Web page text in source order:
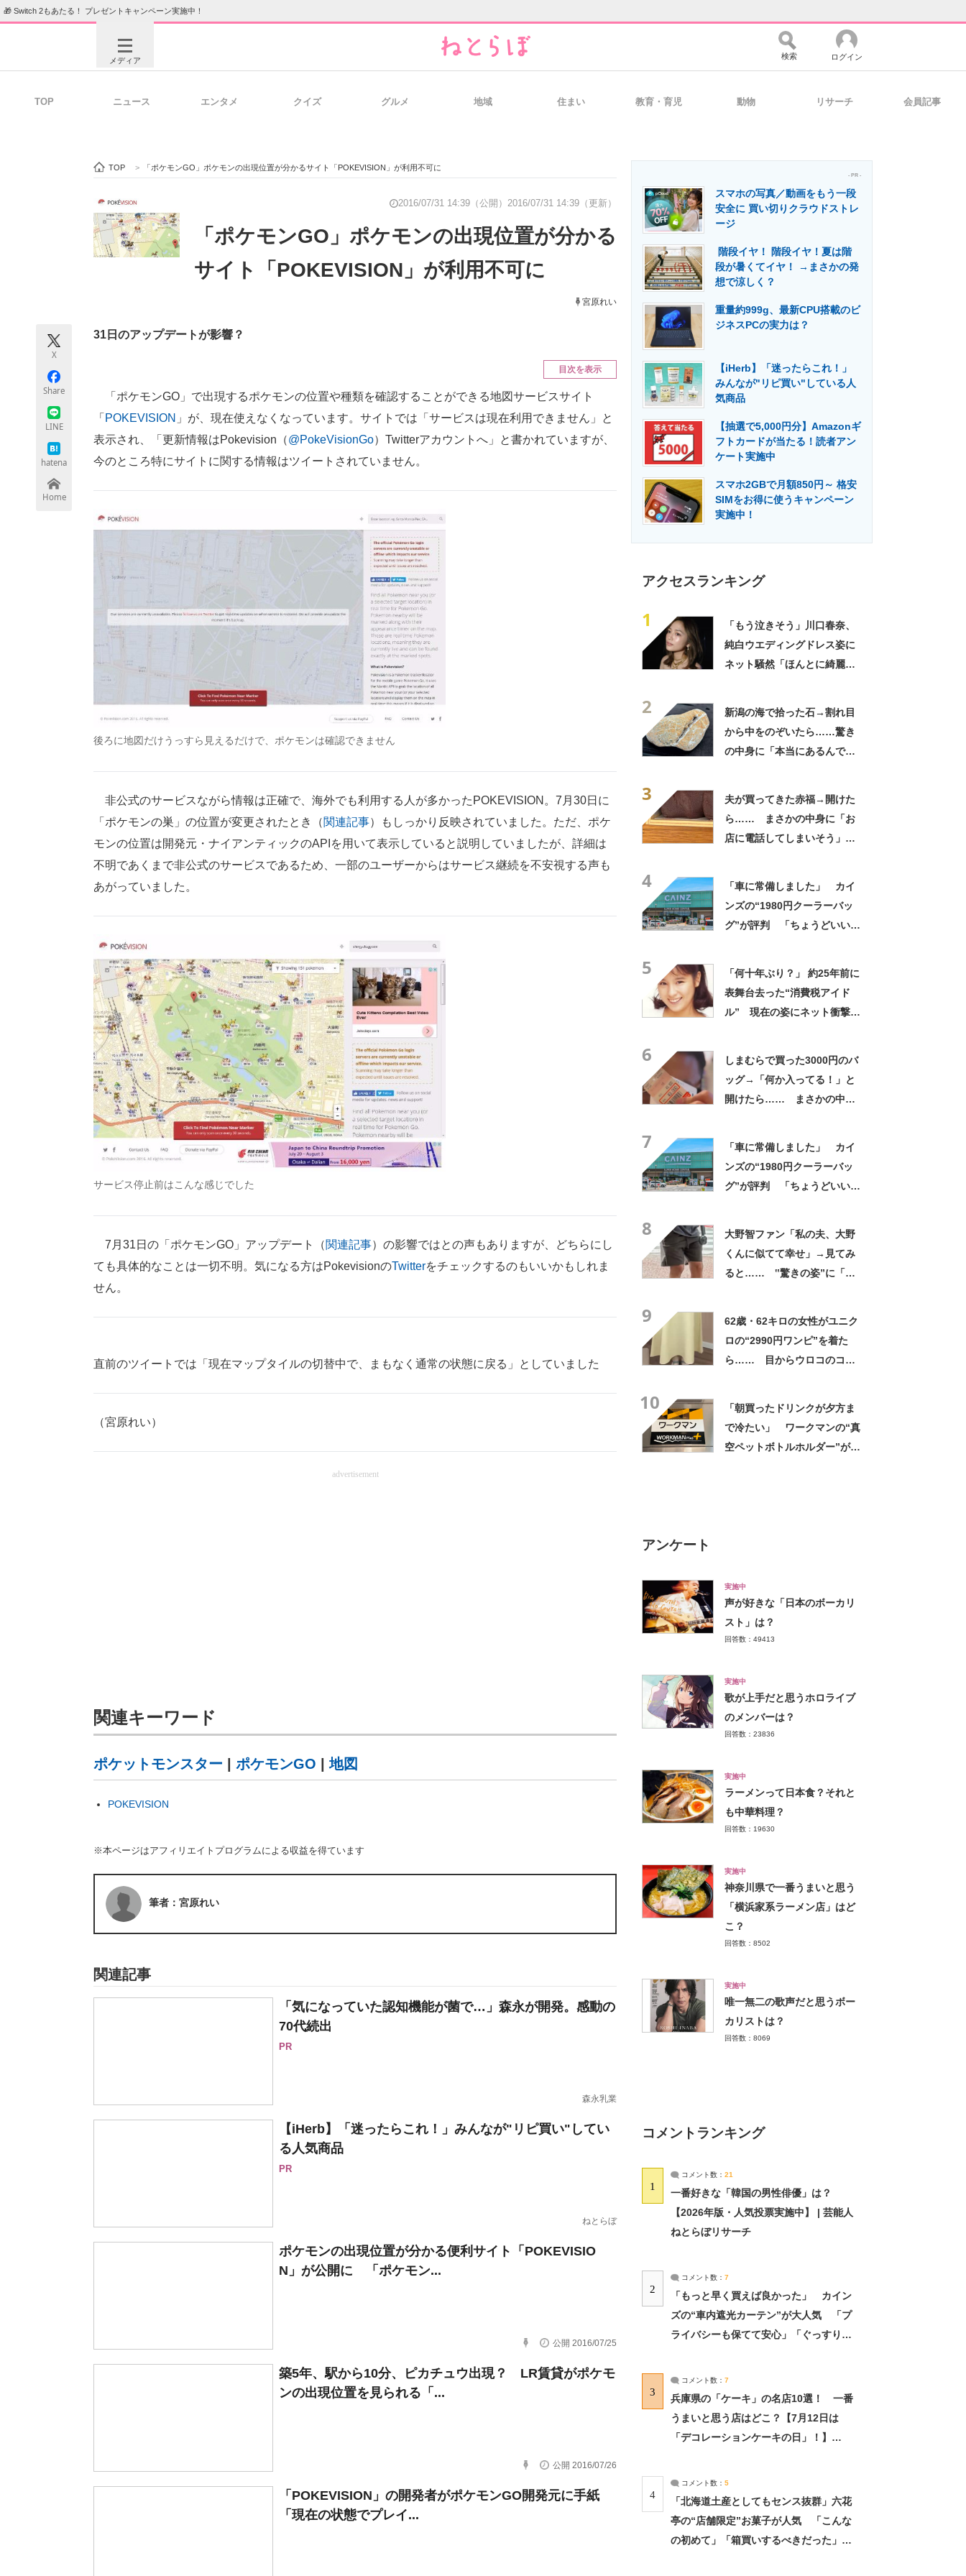
🎁 Switch 2もあたる！ プレゼントキャンペーン実施中！
メディア
経営リーダーのコミュニティ マーケ×ITの今がよく分かる
ITエンジニア向け専門サイト 企業向けIT製品の総合サイト IT製品の技術・比較・事例 製造業のIT導入・活用を支援
モノづくり技術者専門サイト エネルギーの専門メディア 建設×テクノロジーの最前線
ちょっと気になるネットの話題
検索 ログイン
TOP ニュース エンタメ クイズ グルメ 地域 住まい 教育・育児 動物 リサーチ 会員記事
TOP > 「ポケモンGO」ポケモンの出現位置が分かるサイト「POKEVISION」が利用不可に
2016/07/31 14:39（公開） 2016/07/31 14:39（更新）
「ポケモンGO」ポケモンの出現位置が分かる
サイト「POKEVISION」が利用不可に
宮原れい
X
Share
LINE
hatena
Home
31日のアップデートが影響？
目次を表示
「ポケモンGO」で出現するポケモンの位置や種類を確認することができる地図サービスサイト
「 POKEVISION 」が、現在使えなくなっています。サイトでは「サービスは現在利用できません」と
表示され、「更新情報はPokevision（@PokeVisionGo）Twitterアカウントへ」と書かれていますが、
今のところ特にサイトに関する情報はツイートされていません。
後ろに地図だけうっすら見えるだけで、ポケモンは確認できません
非公式のサービスながら情報は正確で、海外でも利用する人が多かったPOKEVISION。7月30日に
「ポケモンの巣」の位置が変更されたとき（関連記事）もしっかり反映されていました。ただ、ポケ
モンの位置は開発元・ナイアンティックのAPIを用いて表示していると説明していましたが、詳細は
不明であくまで非公式のサービスであるため、一部のユーザーからはサービス継続を不安視する声も
あがっていました。
サービス停止前はこんな感じでした
7月31日の「ポケモンGO」アップデート（関連記事）の影響ではとの声もありますが、どちらにし
ても具体的なことは一切不明。気になる方はPokevisionのTwitterをチェックするのもいいかもしれま
せん。
直前のツイートでは「現在マップタイルの切替中で、まもなく通常の状態に戻る」としていました
（宮原れい）
advertisement
関連キーワード
ポケットモンスター ポケモンGO |地図
POKEVISION
※本ページはアフィリエイトプログラムによる収益を得ています
筆者：宮原れい
関連記事
「気になっていた認知機能が菌で…」森永が開発。感動の
70代続出
PR
森永乳業
【iHerb】「迷ったらこれ！」みんなが"リピ買い"してい
る人気商品
PR
ねとらぼ
ポケモンの出現位置が分かる便利サイト「POKEVISIO
N」が公開に 「ポケモン...
公開 2016/07/25
築5年、駅から10分、ピカチュウ出現？ LR賃貸がポケモ
ンの出現位置を見られる「...
公開 2016/07/26
「POKEVISION」の開発者がポケモンGO開発元に手紙
「現在の状態でプレイ...
- PR -
スマホの写真／動画をもう一段
安全に 買い切りクラウドストレ
ージ
階段イヤ！ 階段イヤ！夏は階
段が暑くてイヤ！ →まさかの発
想で涼しく？
重量約999g、最新CPU搭載のビ
ジネスPCの実力は？
【iHerb】「迷ったらこれ！」
みんなが"リピ買い"している人
気商品
【抽選で5,000円分】Amazonギ
フトカードが当たる！読者アン
ケート実施中
スマホ2GBで月額850円～ 格安
SIMをお得に使うキャンペーン
実施中！
アクセスランキング
1
「もう泣きそう」川口春奈、
純白ウエディングドレス姿に
ネット騒然「ほんとに綺麗」
2
新潟の海で拾った石→割れ目
から中をのぞいたら……驚き
の中身に「本当にあるんです
3
夫が買ってきた赤福→開けた
ら…… まさかの中身に「お
店に電話してしまいそう」
4
「車に常備しました」 カイ
ンズの“1980円クーラーバッ
グ”が評判 「ちょうどいい大
5
「何十年ぶり？」 約25年前に
表舞台去った“消費税アイド
ル” 現在の姿にネット衝撃
6
しまむらで買った3000円のバ
ッグ→「何か入ってる！」と
開けたら…… まさかの中身
7
「車に常備しました」 カイ
ンズの“1980円クーラーバッ
グ”が評判 「ちょうどいい大
8
大野智ファン「私の夫、大野
くんに似てて幸せ」→見てみ
ると…… ‟驚きの姿”に「最
9
62歳・62キロの女性がユニク
ロの“2990円ワンピ”を着た
ら…… 目からウロコのコー
10
「朝買ったドリンクが夕方ま
で冷たい」 ワークマンの“真
空ペットボトルホルダー”が大
アンケート
実施中
声が好きな「日本のボーカリ
スト」は？
回答数：49413
実施中
歌が上手だと思うホロライブ
のメンバーは？
回答数：23836
実施中
ラーメンって日本食？それと
も中華料理？
回答数：19630
実施中
神奈川県で一番うまいと思う
「横浜家系ラーメン店」はど
こ？
回答数：8502
実施中
唯一無二の歌声だと思うボー
カリストは？
回答数：8069
コメントランキング
1
コメント数： 21
一番好きな「韓国の男性俳優」は？
【2026年版・人気投票実施中】 | 芸能人
ねとらぼリサーチ
2
コメント数： 7
「もっと早く買えば良かった」 カイン
ズの“車内遮光カーテン”が大人気 「プ
ライバシーも保てて安心」「ぐっすり眠
3
コメント数： 7
兵庫県の「ケーキ」の名店10選！ 一番
うまいと思う店はどこ？【7月12日は
「デコレーションケーキの日」！】
4
コメント数： 5
「北海道土産としてもセンス抜群」六花
亭の“店舗限定”お菓子が人気 「こんな
の初めて」「箱買いするべきだった」